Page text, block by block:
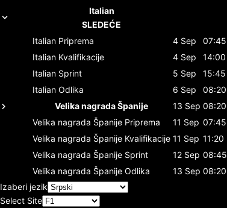
Italian
SLEDEĆE
Italian Priprema 4 Sep
07:45
Italian Kvalifikacije 4 Sep
14:00
Italian Sprint 5 Sep
15:45
Italian Odlika 6 Sep
08:20
Velika nagrada Španije
13 Sep 08:20
Velika nagrada Španije Priprema 11 Sep 07:45
Velika nagrada Španije Kvalifikacije 11 Sep 11:20
Velika nagrada Španije Sprint 12 Sep 08:45
Velika nagrada Španije Odlika 13 Sep 08:20
Izaberi jezik
Select Site